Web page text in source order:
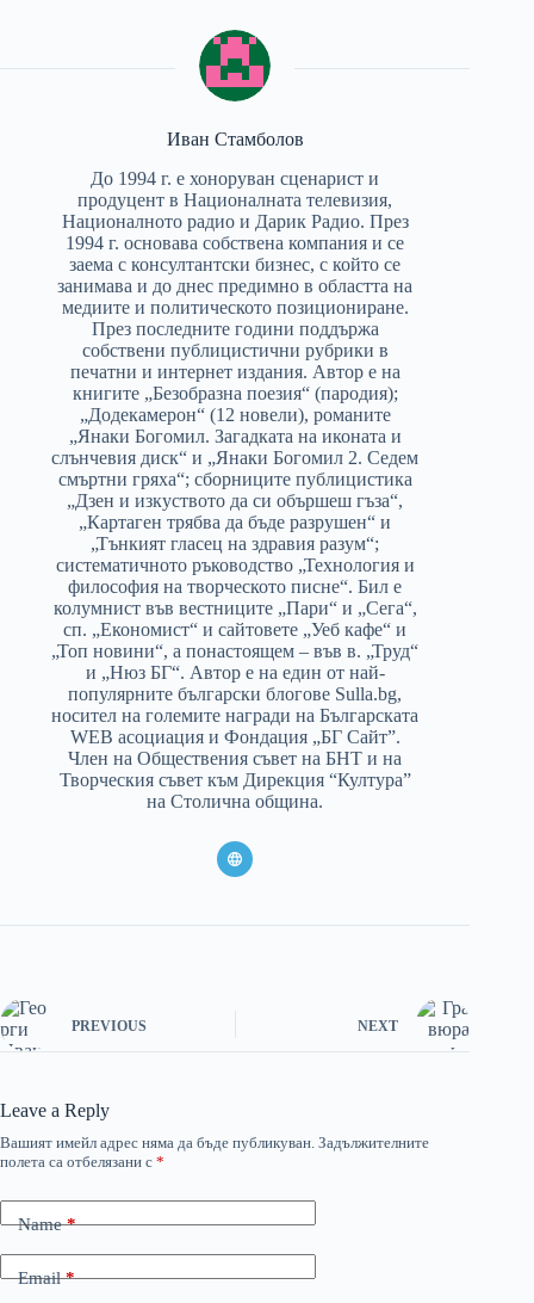
Иван Стамболов
До 1994 г. е хоноруван сценарист и
продуцент в Националната телевизия,
Националното радио и Дарик Радио. През
1994 г. основава собствена компания и се
заема с консултантски бизнес, с който се
занимава и до днес предимно в областта на
медиите и политическото позициониране.
През последните години поддържа
собствени публицистични рубрики в
печатни и интернет издания. Автор е на
книгите „Безобразна поезия“ (пародия);
„Додекамерон“ (12 новели), романите
„Янаки Богомил. Загадката на иконата и
слънчевия диск“ и „Янаки Богомил 2. Седем
смъртни гряха“; сборниците публицистика
„Дзен и изкуството да си обършеш гъза“,
„Картаген трябва да бъде разрушен“ и
„Тънкият гласец на здравия разум“;
систематичното ръководство „Технология и
философия на творческото писне“. Бил е
колумнист във вестниците „Пари“ и „Сега“,
сп. „Економист“ и сайтовете „Уеб кафе“ и
„Топ новини“, а понастоящем – във в. „Труд“
и „Нюз БГ“. Автор е на един от най-
популярните български блогове Sulla.bg,
носител на големите награди на Българската
WEB асоциация и Фондация „БГ Сайт”.
Член на Обществения съвет на БНТ и на
Творческия съвет към Дирекция “Култура”
на Столична община.
PREVIOUS NEXT
Leave a Reply
Вашият имейл адрес няма да бъде публикуван. Задължителните
полета са отбелязани с *
Name*
Email*